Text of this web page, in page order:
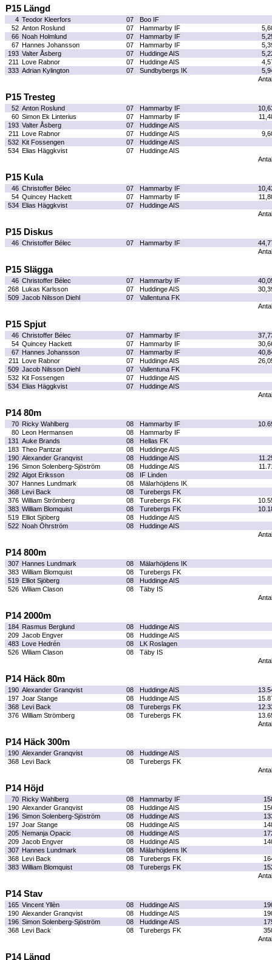
P15 Längd
4 Teodor Kleerfors 07
Boo IF
52 Anton Roslund 07 Hammarby IF
66 Noah Holmlund 07 Hammarby IF
67 Hannes Johansson 07 Hammarby IF
193 Valter Åsberg 07 Huddinge AIS
211 Love Rabnor 07 Huddinge AIS
333 Adrian Kylington 07 Sundbybergs IK
P15 Tresteg
52 Anton Roslund 07 Hammarby IF
60 Simon Ek Linterius 07 Hammarby IF
193 Valter Åsberg 07
Huddinge AIS
211 Love Rabnor 07 Huddinge AIS
532 Kit Fossengen 07
Huddinge AIS
534 Elias Häggkvist 07
Huddinge AIS
P15 Kula
46 Christoffer Bélec 07 Hammarby IF
54 Quincey Hackett 07 Hammarby IF
534 Elias Häggkvist 07
Huddinge AIS
P15 Diskus
46 Christoffer Bélec 07 Hammarby IF
P15 Slägga
46 Christoffer Bélec 07 Hammarby IF
268 Lukas Karlsson 07 Huddinge AIS
509 Jacob Nilsson Diehl 07
Vallentuna FK
P15 Spjut
46 Christoffer Bélec 07 Hammarby IF
54 Quincey Hackett 07 Hammarby IF
67 Hannes Johansson 07 Hammarby IF
211 Love Rabnor 07 Huddinge AIS
509 Jacob Nilsson Diehl 07
Vallentuna FK
532 Kit Fossengen 07
Huddinge AIS
534 Elias Häggkvist 07
Huddinge AIS
P14 80m
70 Ricky Wahlberg 08 Hammarby IF
80 Leon Hermansen 08
Hammarby IF
131 Auke Brands 08
Hellas FK
183 Theo Pantzar 08
Huddinge AIS
190 Alexander Granqvist 08 Huddinge AIS
196 Simon Solenberg-Sjöström 08 Huddinge AIS
292 Algot Eriksson 08
IF Linden
307 Hannes Lundmark 08
Mälarhöjdens IK
368 Levi Back 08
Turebergs FK
376 William Strömberg 08 Turebergs FK
383 William Blomquist 08 Turebergs FK
519 Elliot Sjöberg 08
Huddinge AIS
522 Noah Öhrström 08
Huddinge AIS
P14 800m
307 Hannes Lundmark 08
Mälarhöjdens IK
383 William Blomquist 08
Turebergs FK
519 Elliot Sjöberg 08
Huddinge AIS
526 Wiliam Clason 08
Täby IS
P14 2000m
184 Rasmus Berglund 08
Huddinge AIS
209 Jacob Engver 08
Huddinge AIS
483 Love Hedrén 08
LK Roslagen
526 Wiliam Clason 08
Täby IS
P14 Häck 80m
190 Alexander Granqvist 08 Huddinge AIS
197 Joar Stange 08 Huddinge AIS
368 Levi Back 08 Turebergs FK
376 William Strömberg 08 Turebergs FK
P14 Häck 300m
190 Alexander Granqvist 08
Huddinge AIS
368 Levi Back 08
Turebergs FK
P14 Höjd
70 Ricky Wahlberg 08 Hammarby IF
190 Alexander Granqvist 08 Huddinge AIS
196 Simon Solenberg-Sjöström 08 Huddinge AIS
197 Joar Stange 08 Huddinge AIS
205 Nemanja Opacic 08 Huddinge AIS
209 Jacob Engver 08 Huddinge AIS
307 Hannes Lundmark 08
Mälarhöjdens IK
368 Levi Back 08 Turebergs FK
383 William Blomquist 08 Turebergs FK
P14 Stav
165 Vincent Yllèn 08 Huddinge AIS
190 Alexander Granqvist 08 Huddinge AIS
196 Simon Solenberg-Sjöström 08 Huddinge AIS
368 Levi Back 08 Turebergs FK
P14 Längd